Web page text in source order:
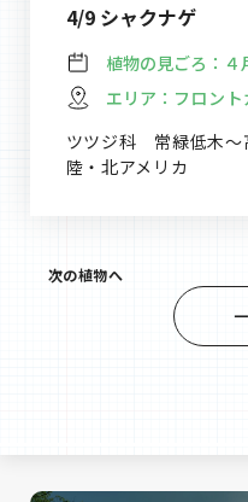
4/9 シャクナゲ
植物の見ごろ： ４
エリア： フロン
ツツジ科 常緑低木
陸・北アメリカ
次の植物へ